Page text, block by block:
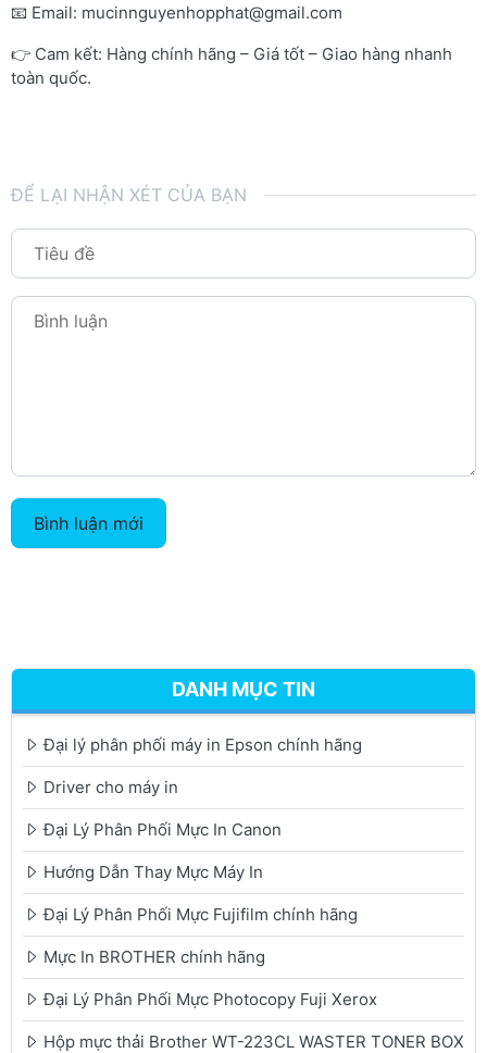
📧 Email: mucinnguyenhopphat@gmail.com
👉 Cam kết: Hàng chính hãng – Giá tốt – Giao hàng nhanh
toàn quốc.
ĐỂ LẠI NHẬN XÉT CỦA BẠN
Bình luận mới
DANH MỤC TIN
Đại lý phân phối máy in Epson chính hãng
Driver cho máy in
Đại Lý Phân Phối Mực In Canon
Hướng Dẫn Thay Mực Máy In
Đại Lý Phân Phối Mực Fujifilm chính hãng
Mực In BROTHER chính hãng
Đại Lý Phân Phối Mực Photocopy Fuji Xerox
Hộp mực thải Brother WT-223CL WASTER TONER BOX